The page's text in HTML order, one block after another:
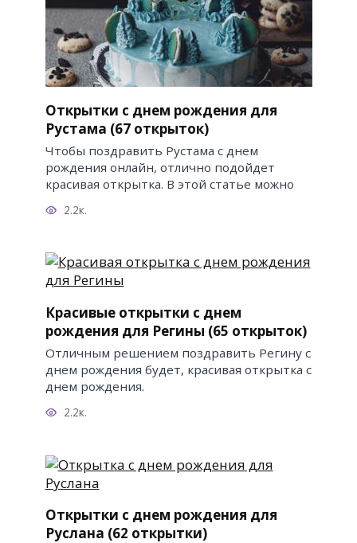
Открытки с днем рождения для
Рустама (67 открыток)
Чтобы поздравить Рустама с днем
рождения онлайн, отлично подойдет
красивая открытка. В этой статье можно
2.2к.
Красивые открытки с днем
рождения для Регины (65 открыток)
Отличным решением поздравить Регину с
днем рождения будет, красивая открытка с
днем рождения.
2.2к.
Открытки с днем рождения для
Руслана (62 открытки)